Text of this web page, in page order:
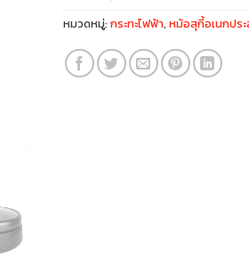
หมวดหมู่: กระทะไฟฟ้า, หม้อสุกี้อเนกปร